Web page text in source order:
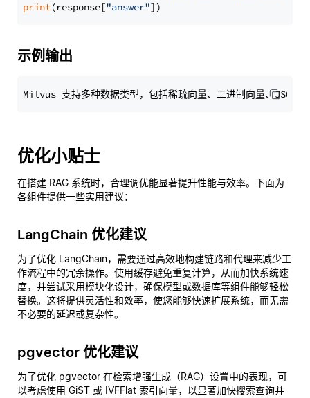
print(response["answer"
示例输出
优化小贴士
在搭建 RAG 系统时，合理调优能显著提升性能与效率。下面为
各组件提供一些实用建议：
LangChain 优化建议
为了优化 LangChain，需要通过高效地构建链路和代理来减少工
作流程中的冗余操作。使用缓存避免重复计算，从而加快系统速
度，并尝试采用模块化设计，确保模型或数据库等组件能够轻松
替换。这将提供灵活性和效率，使您能够快速扩展系统，而无需
不必要的延迟或复杂性。
pgvector 优化建议
为了优化 pgvector 在检索增强生成（RAG）设置中的表现，可
以考虑使用 GiST 或 IVFFlat 索引向量，以显著加快搜索查询并